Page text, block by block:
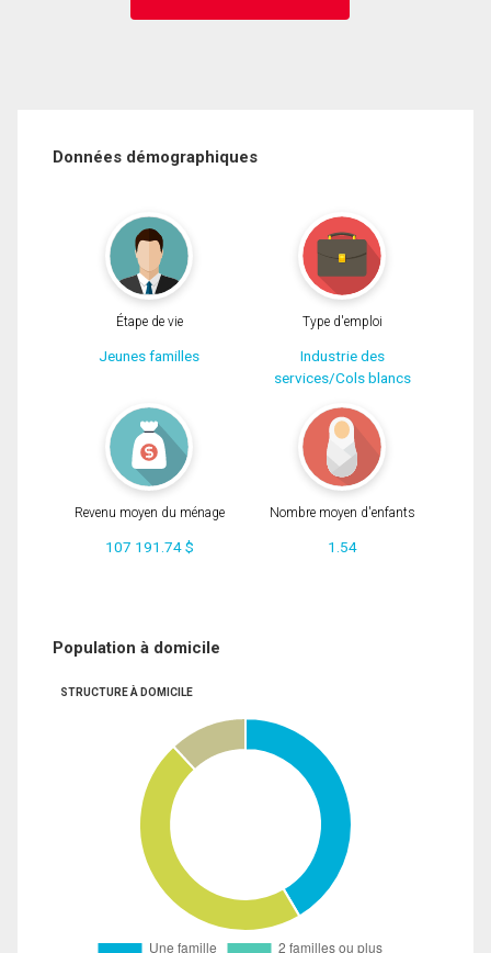
Données démographiques
Étape de vie
Jeunes familles
Type d'emploi
Industrie des
services/Cols blancs
Revenu moyen du ménage
107 191.74 $
Nombre moyen d'enfants
1.54
Population à domicile
STRUCTURE À DOMICILE